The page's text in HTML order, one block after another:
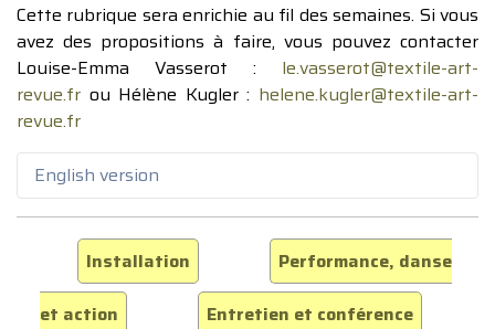
Cette rubrique sera enrichie au fil des semaines. Si vous
avez des propositions à faire, vous pouvez contacter
Louise-Emma Vasserot : le.vasserot@textile-art-
revue.fr ou Hélène Kugler : helene.kugler@textile-art-
revue.fr
English version
Installation
Performance, danse
et action
Entretien et conférence